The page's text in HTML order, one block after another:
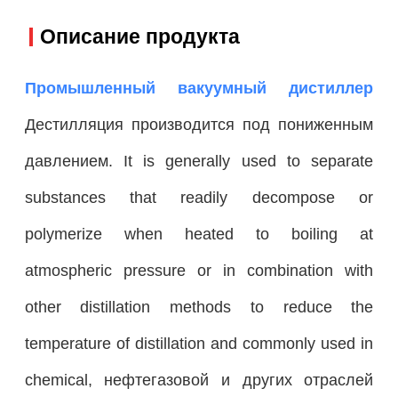
Описание продукта
Промышленный вакуумный дистиллер
Дестилляция производится под пониженным
давлением. It is generally used to separate
substances that readily decompose or
polymerize when heated to boiling at
atmospheric pressure or in combination with
other distillation methods to reduce the
temperature of distillation and commonly used in
chemical, нефтегазовой и других отраслей